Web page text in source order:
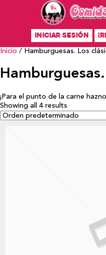
INICIAR SESIÓN
Inicio / Hamburguesas. Los
¡Para el punto de la carne
Showing all 4 results